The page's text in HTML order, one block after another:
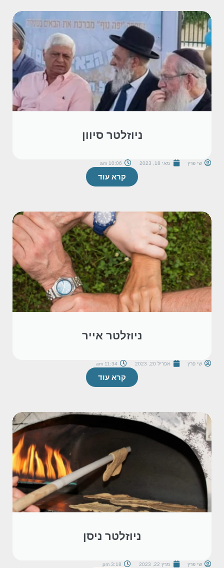
ניוזלטר סיוון
שי פרץ מאי 18, 2023 10:06 am
קרא עוד
ניוזלטר אייר
שי פרץ אפריל 20, 2023 11:34 am
קרא עוד
ניוזלטר ניסן
שי פרץ מרץ 22, 2023 3:18 pm